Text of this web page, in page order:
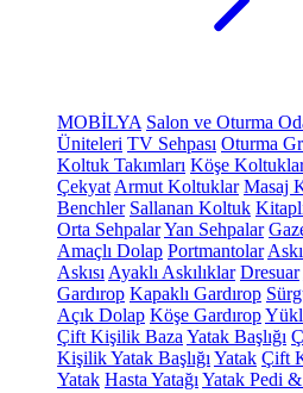
MOBİLYA Salon ve Oturma
Üniteleri TV Sehpası Oturma
Koltuk Takımları Köşe
Çekyat Armut Koltuklar Masaj
Benchler Sallanan Koltuk
Orta SehpalarYan Sehpalar
Amaçlı Dolap Portmantolar
Askısı Ayaklı Askılıklar Dresuar
Gardırop Kapaklı Gardırop
Açık Dolap Köşe Gardırop
Çift Kişilik Baza Yatak Başlığı
Kişilik Yatak Başlığı Yatak Çift
Yatak Hasta Yatağı Yatak Pedi